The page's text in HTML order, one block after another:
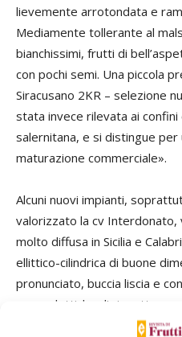
lievemente arrotondata e
Mediamente tollerante al
bianchissimi, frutti di
con pochi semi. Una piccola
Siracusano 2KR – selezione
stata invece rilevata ai
salernitana, e si distingue per
maturazione commerciale».
Alcuni nuovi impianti,
valorizzato la cv Interdonato,
molto diffusa in Sicilia e
ellittico-cilindrica di buone
pronunciato, buccia liscia e
organolettiche di rispetto, cv
punto che la sua precocità è